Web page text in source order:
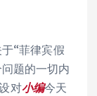
“菲律宾假
题的一切内
对小编今天